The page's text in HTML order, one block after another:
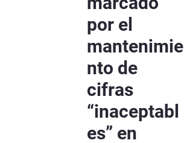
por el
mantenimie
nto de
cifras
“inaceptabl
es” en